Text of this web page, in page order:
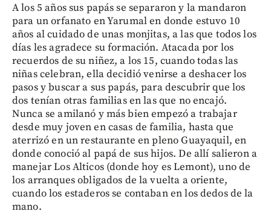
A los 5 años sus papás se separaron y la mandaron
para un orfanato en Yarumal en donde estuvo 10
años al cuidado de unas monjitas, a las que todos los
días les agradece su formación. Atacada por los
recuerdos de su niñez, a los 15, cuando todas las
niñas celebran, ella decidió venirse a deshacer los
pasos y buscar a sus papás, para descubrir que los
dos tenían otras familias en las que no encajó.
Nunca se amilanó y más bien empezó a trabajar
desde muy joven en casas de familia, hasta que
aterrizó en un restaurante en pleno Guayaquil, en
donde conoció al papá de sus hijos. De allí salieron a
manejar Los Alticos (donde hoy es Lemont), uno de
los arranques obligados de la vuelta a oriente,
cuando los estaderos se contaban en los dedos de la
mano.